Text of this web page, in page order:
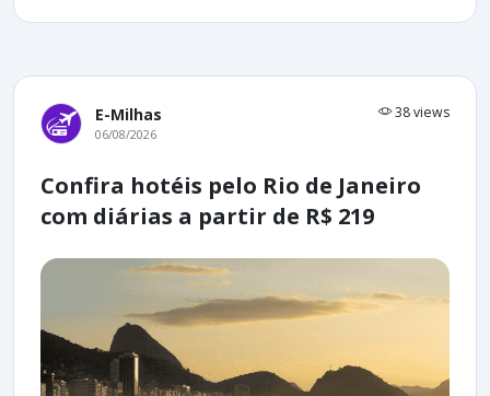
E-Milhas 38 views
06/08/2026
Confira hotéis pelo Rio de Janeiro
com diárias a partir de R$ 219